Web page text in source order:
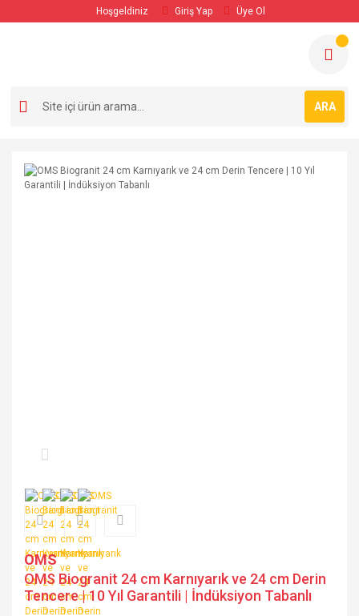
Hoşgeldiniz Giriş Yap Üye Ol
ARA
OMS
OMS Biogranit 24 cm Karnıyarık ve 24 cm Derin
Tencere | 10 Yıl Garantili | İndüksiyon Tabanlı